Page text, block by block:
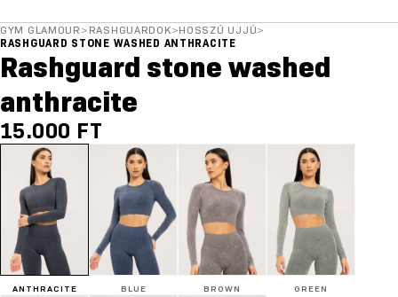
GYM GLAMOUR > RASHGUARDOK>HOSSZÚ UJJÚ>
RASHGUARD STONE WASHED ANTHRACITE
Rashguard stone washed
anthracite
15.000 FT
ANTHRACITE BLUE BROWN GREEN